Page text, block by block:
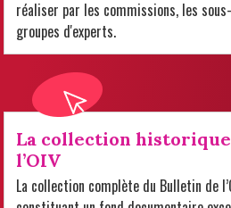
réaliser par les commissions, les
groupes d'experts.
La collection
l’OIV
La collection complète du Bulletin de